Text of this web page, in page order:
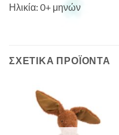
Ηλικία: 0+ μηνών
ΣΧΕΤΙΚΆ ΠΡΟΪΌΝΤΑ